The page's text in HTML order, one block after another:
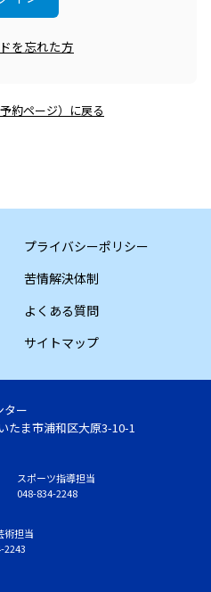
を忘れた方
約ページ）に戻る
プライバシーポリシー
苦情解決体制
よくある質問
サイトマップ
ター
たま市浦和区大原3-10-1
スポーツ指導担当
048-834-2248
術担当
2243